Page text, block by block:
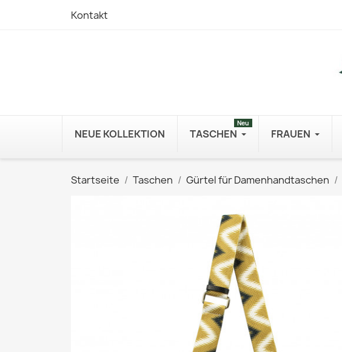
Kontakt
NEUE KOLLEKTION TASCHEN
Neu
FRAUEN
Startseite Taschen Gürtel für Damenhandtaschen